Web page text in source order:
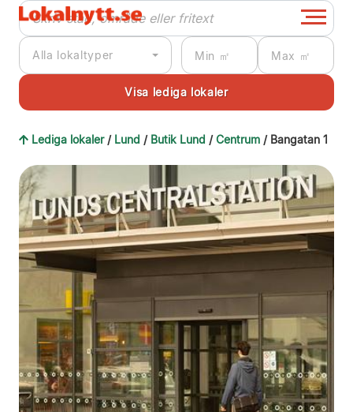
Alla lokaltyper
Lediga lokaler / Lund / Butik Lund /Centrum / Bangatan 1